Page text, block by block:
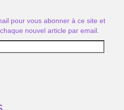
pour vous abonner à ce site et
nouvel article par email.